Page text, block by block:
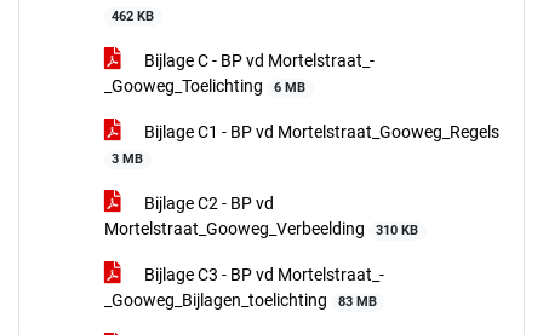
462 KB
Bijlage C - BP vd Mortelstraat_-
_Gooweg_Toelichting
6 MB
Bijlage C1 - BP vd Mortelstraat_Gooweg_Regels
3 MB
Bijlage C2 - BP vd
Mortelstraat_Gooweg_Verbeelding
310 KB
Bijlage C3 - BP vd Mortelstraat_-
_Gooweg_Bijlagen_toelichting
83 MB